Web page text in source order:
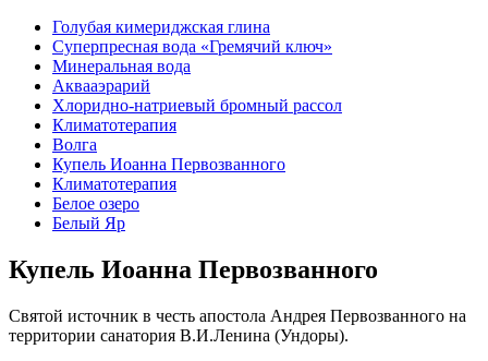
Голубая кимериджская глина
Суперпресная вода «Гремячий ключ»
Минеральная вода
Аквааэрарий
Хлоридно-натриевый бромный рассол
Климатотерапия
Волга
Купель Иоанна Первозванного
Климатотерапия
Белое озеро
Белый Яр
Купель Иоанна Первозванного
Святой источник в честь апостола Андрея Первозванного на
территории санатория В.И.Ленина (Ундоры).